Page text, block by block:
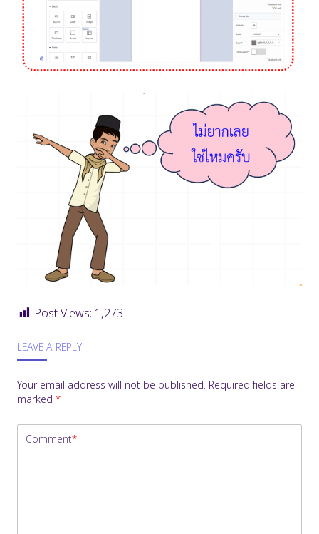
Post Views: 1,273
LEAVE A REPLY
Your email address will not be published. Required fields are
marked *
Comment*